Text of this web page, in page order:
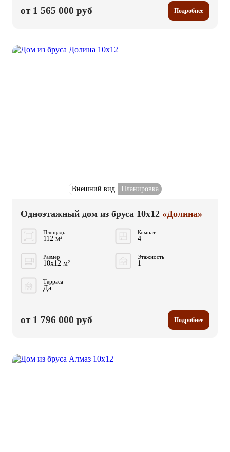
от 1 565 000 руб Подробнее
Внешний вид Планировка
Одноэтажный дом из бруса 10x12 «Долина»
Площадь
112 м²
Комнат
4
Размер
10x12 м²
Этажность
1
Терраса
Да
от 1 796 000 руб Подробнее